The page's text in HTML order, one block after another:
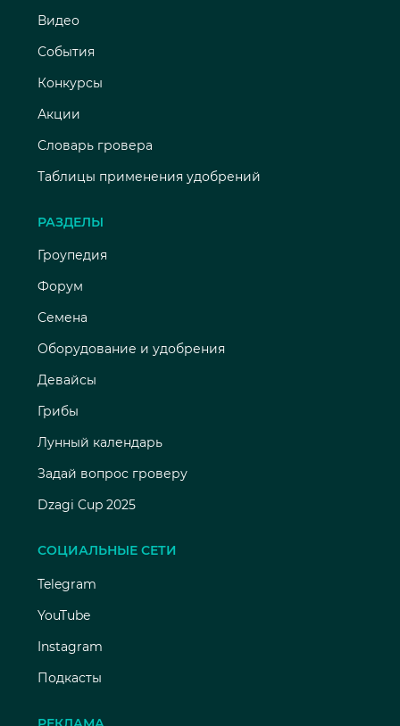
Видео
События
Конкурсы
Акции
Словарь гровера
Таблицы применения удобрений
РАЗДЕЛЫ
Гроупедия
Форум
Семена
Оборудование и удобрения
Девайсы
Грибы
Лунный календарь
Задай вопрос гроверу
Dzagi Cup 2025
СОЦИАЛЬНЫЕ СЕТИ
Telegram
YouTube
Instagram
Подкасты